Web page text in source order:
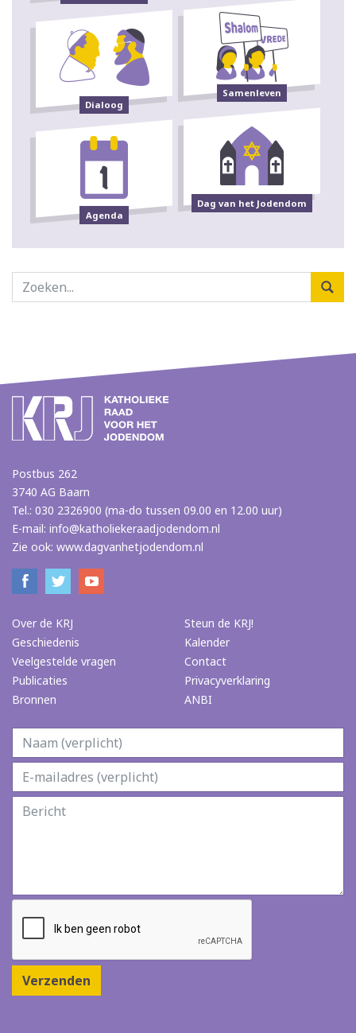
Dialoog
Samenleven
Agenda
Dag van het Jodendom
Postbus 262
3740 AG Baarn
Tel.: 030 2326900 (ma-do tussen 09.00 en 12.00 uur)
E-mail: info@katholiekeraadjodendom.nl
Zie ook: www.dagvanhetjodendom.nl
Over de KRJ
Geschiedenis
Veelgestelde vragen
Publicaties
Bronnen
Steun de KRJ!
Kalender
Contact
Privacyverklaring
ANBI
Verzenden